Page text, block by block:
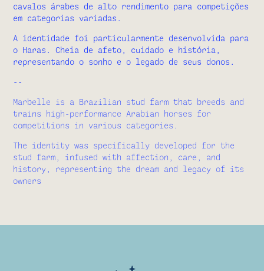
cavalos árabes de alto rendimento para competições
em categorias variadas.
A identidade foi particularmente desenvolvida para
o Haras. Cheia de afeto, cuidado e história,
representando o sonho e o legado de seus donos.
--
Marbelle is a Brazilian stud farm that breeds and
trains high-performance Arabian horses for
competitions in various categories.
The identity was specifically developed for the
stud farm, infused with affection, care, and
history, representing the dream and legacy of its
owners